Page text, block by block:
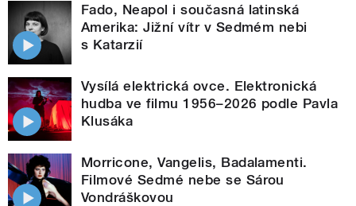
Fado, Neapol i současná latinská
Amerika: Jižní vítr v Sedmém nebi
s Katarzií
Vysílá elektrická ovce. Elektronická
hudba ve filmu 1956–2026 podle Pavla
Klusáka
Morricone, Vangelis, Badalamenti.
Filmové Sedmé nebe se Sárou
Vondráškovou